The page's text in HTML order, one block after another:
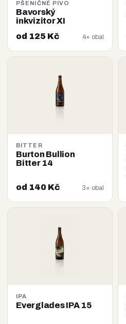
PŠENIČNÉ PIVO
Bavorský
inkvizitor XI
od 125 Kč
4× obal
BITTER
Burton Bullion
Bitter 14
od 140 Kč 3× obal
IPA
Everglades IPA 15